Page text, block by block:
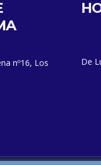
nº16, Los
De